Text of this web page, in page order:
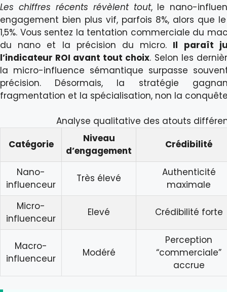
Les chiffres récents révèlent tout, le nano-
engagement bien plus vif, parfois 8%, alors que
1,5%. Vous sentez la tentation commerciale du
du nano et la précision du micro. Il paraît
l’indicateur ROI avant tout choix. Selon les
la micro-influence sémantique surpasse
précision. Désormais, la stratégie
fragmentation et la spécialisation, non la
Analyse qualitative des atouts
Catégorie
Niveau
d’engagement
Crédibilité
Nano-
influenceur
Très élevé
Authenticité
maximale
Micro-
influenceur
Elevé Crédibilité forte
Macro-
influenceur
Modéré
Perception
“commerciale”
accrue